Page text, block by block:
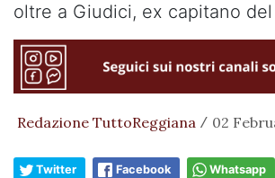
oltre a Giudici, ex capitano
Redazione TuttoReggiana / 02
Twitter Facebook Whatsapp